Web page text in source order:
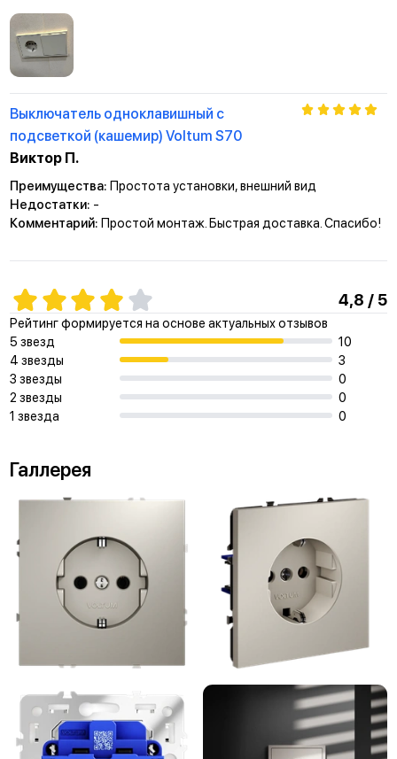
Выключатель одноклавишный с
подсветкой (кашемир) Voltum S70
Виктор П.
Преимущества: Простота установки, внешний вид
Недостатки: -
Комментарий: Простой монтаж. Быстрая доставка. Спасибо!
4,8 / 5
Рейтинг формируется на основе актуальных отзывов
5 звезд
10
4 звезды
3
3 звезды
0
2 звезды
0
1 звезда
0
Галлерея